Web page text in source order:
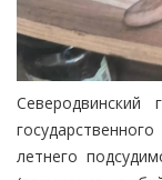
Северодвинский
летнего